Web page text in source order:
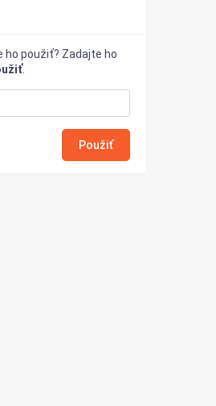
ho použiť? Zadajte ho
.
Použiť